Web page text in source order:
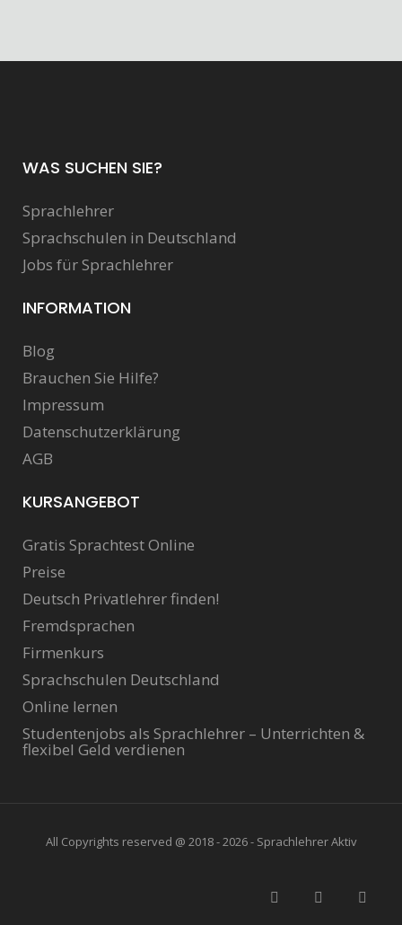
WAS SUCHEN SIE?
Sprachlehrer
Sprachschulen in Deutschland
Jobs für Sprachlehrer
INFORMATION
Blog
Brauchen Sie Hilfe?
Impressum
Datenschutzerklärung
AGB
KURSANGEBOT
Gratis Sprachtest Online
Preise
Deutsch Privatlehrer finden!
Fremdsprachen
Firmenkurs
Sprachschulen Deutschland
Online lernen
Studentenjobs als Sprachlehrer – Unterrichten &
flexibel Geld verdienen
All Copyrights reserved @ 2018 - 2026 - Sprachlehrer Aktiv